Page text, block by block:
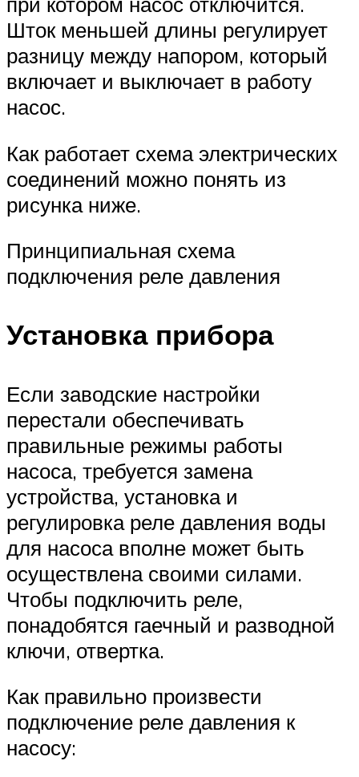
Шток меньшей длины регулирует
разницу между напором, который
включает и выключает в работу
насос.
Как работает схема электрических
соединений можно понять из
рисунка ниже.
Принципиальная схема
подключения реле давления
Установка прибора
Если заводские настройки
перестали обеспечивать
правильные режимы работы
насоса, требуется замена
устройства, установка и
регулировка реле давления воды
для насоса вполне может быть
осуществлена своими силами.
Чтобы подключить реле,
понадобятся гаечный и разводной
ключи, отвертка.
Как правильно произвести
подключение реле давления к
насосу: